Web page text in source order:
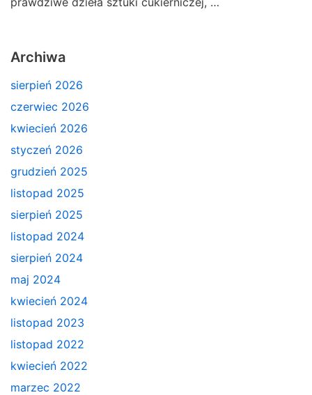
Archiwa
sierpień 2026
czerwiec 2026
kwiecień 2026
styczeń 2026
grudzień 2025
listopad 2025
sierpień 2025
listopad 2024
sierpień 2024
maj 2024
kwiecień 2024
listopad 2023
listopad 2022
kwiecień 2022
marzec 2022